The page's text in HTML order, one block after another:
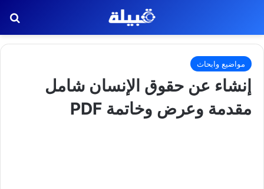
مواضيع وابحاث
إنشاء عن حقوق الإنسان شامل
مقدمة وعرض وخاتمة PDF